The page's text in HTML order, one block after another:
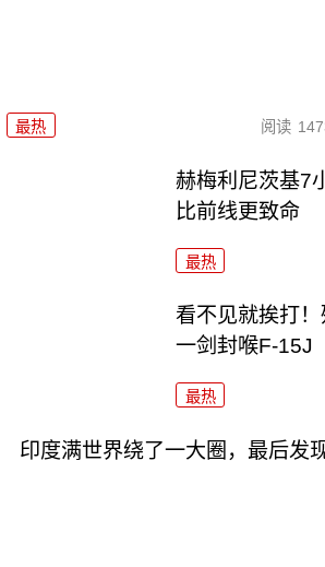
最热 阅读
赫梅利尼茨基7
比前线更致命
最热
看不见就挨打
一剑封喉F-15J
最热
印度满世界绕了一大圈，最后发